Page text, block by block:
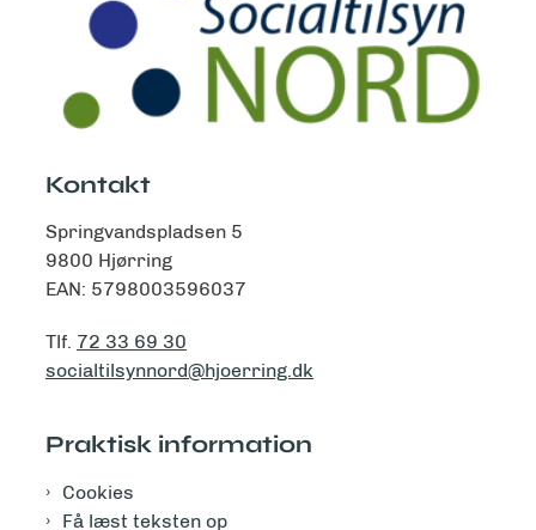
Kontakt
Springvandspladsen 5
9800 Hjørring
EAN: 5798003596037
Tlf. 72 33 69 30
socialtilsynnord@hjoerring.dk
Praktisk information
Cookies
Få læst teksten op